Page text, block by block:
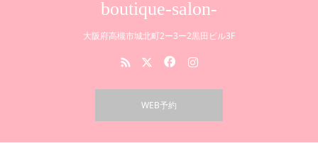
boutique-salon-
大阪府高槻市城北町2ー3ー2黒田ビル3F
WEB予約